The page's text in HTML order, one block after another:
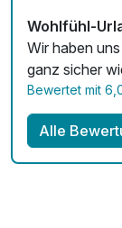
Zimmerservice
Mit Hotelbar
Wohlfühl-
Wir haben
ganz sicher
Bewertet mit
Alle